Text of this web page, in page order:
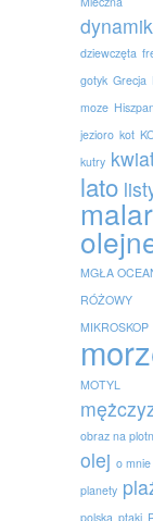
dziewczęta
gotyk Grecja
moze
jezioro kot
kutry
lato
MGŁA
RÓŻOWY
MIKROSKOP
MOTYL
obraz na
olej o mnie
planety
polska ptaki